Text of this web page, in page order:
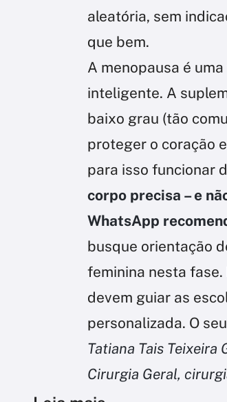
aleatória, sem
que bem.
A menopausa é
inteligente. A
baixo grau (tão
proteger o coração
para isso funcionar
corpo precisa – e
WhatsApp
busque orientação
feminina nesta
devem guiar as
personalizada. O
Tatiana Tais Teixeira
Cirurgia Geral,